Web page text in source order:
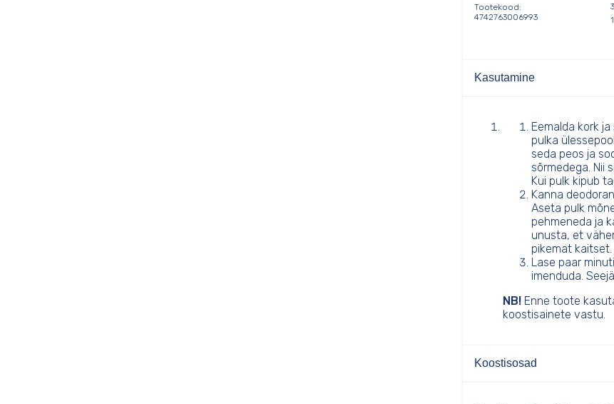
Tootekood:
4742763006993
Kasutamine
Eemalda kork
pulka
seda peos ja
sõrmedega. Nii
Kui pulk kipub
Kanna
Aseta pulk
pehmeneda ja
unusta, et
pikemat kaitset.
Lase paar
imenduda.
NB! Enne toote
koostisainete vastu.
Koostisosad